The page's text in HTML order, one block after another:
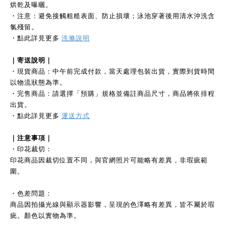
烘乾及曝曬。
・注意：避免接觸粗糙表面、防止損壞；泳池穿著後用清水沖洗含
氯殘留。
・點此詳見更多 洗滌說明
｜寄送說明｜
・現貨商品：中午前完成付款，當天處理包裝出貨，實際到貨時間
以物流狀態為準。
・完售商品：請選擇「預購」規格並備註商品尺寸，商品將依排程
出貨。
・點此詳見更多 運送方式
｜注意事項｜
・印花裁切：
印花商品因裁切位置不同，與官網照片可能略有差異，非瑕疵範
圍。
・色差問題：
商品因拍攝光線與顯示器影響，呈現的色澤略有差異，皆不屬於瑕
疵。顏色以實物為準。